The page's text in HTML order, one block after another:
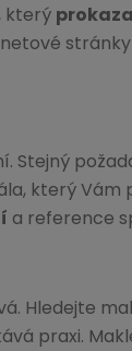
který
Stejný
který Vám
a reference
Hledejte
praxi.